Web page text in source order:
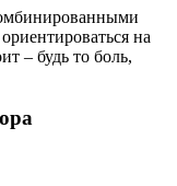
на
– будь то боль,